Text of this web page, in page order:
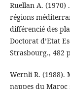
Ruellan A. (1970)
régions
différencié des
Doctorat d’Etat
Strasbourg., 482
Wernli R. (1988).
nappes du